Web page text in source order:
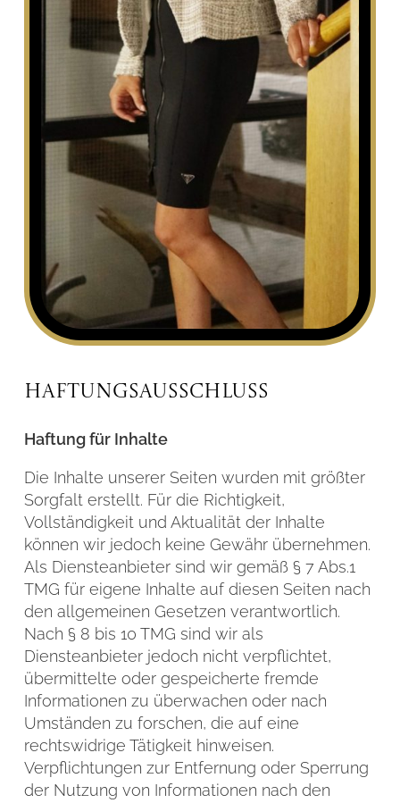
Haftungsausschluss
Haftung für Inhalte
Die Inhalte unserer Seiten wurden mit größter
Sorgfalt erstellt. Für die Richtigkeit,
Vollständigkeit und Aktualität der Inhalte
können wir jedoch keine Gewähr übernehmen.
Als Diensteanbieter sind wir gemäß § 7 Abs.1
TMG für eigene Inhalte auf diesen Seiten nach
den allgemeinen Gesetzen verantwortlich.
Nach § 8 bis 10 TMG sind wir als
Diensteanbieter jedoch nicht verpflichtet,
übermittelte oder gespeicherte fremde
Informationen zu überwachen oder nach
Umständen zu forschen, die auf eine
rechtswidrige Tätigkeit hinweisen.
Verpflichtungen zur Entfernung oder Sperrung
der Nutzung von Informationen nach den